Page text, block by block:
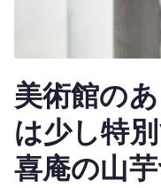
美術館の
は少し特
喜庵の山